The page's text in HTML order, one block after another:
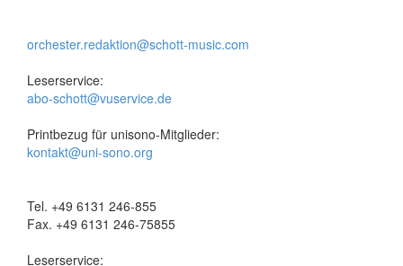
orchester.redaktion@schott-music.com
Leserservice:
abo-schott@vuservice.de
Printbezug für unisono-Mitglieder:
kontakt@uni-sono.org
Tel. +49 6131 246-855
Fax. +49 6131 246-75855
Leserservice: